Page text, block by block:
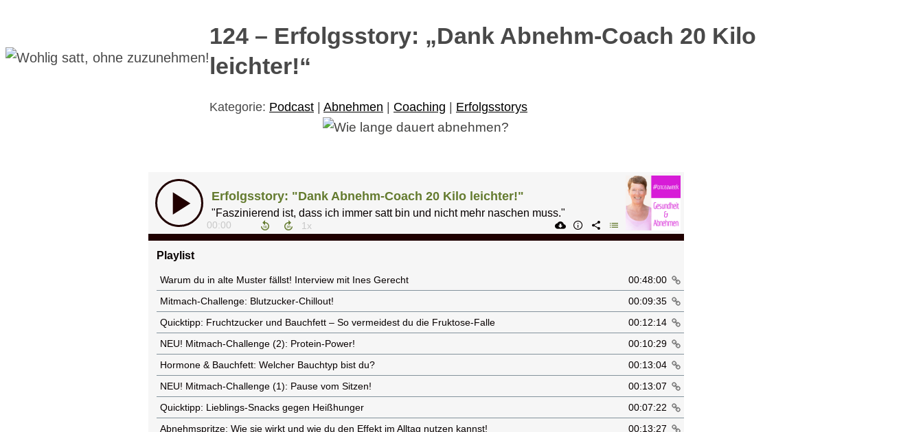
124 – Erfolgsstory: „Dank Abnehm-Coach 20 Kilo
leichter!“
Kategorie: Podcast | Abnehmen | Coaching | Erfolgsstorys